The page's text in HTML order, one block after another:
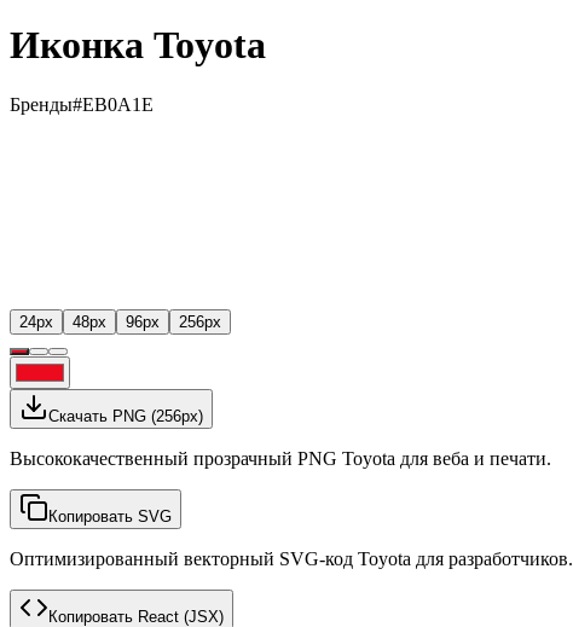
Иконка Toyota
Бренды#EB0A1E
24px 48px 96px 256px
Скачать PNG (256px)
Высококачественный прозрачный PNG Toyota для веба и печати.
Копировать SVG
Оптимизированный векторный SVG-код Toyota для разработчиков.
Копировать React (JSX)